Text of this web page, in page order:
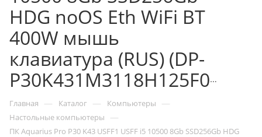
HDG noOS Eth WiFi BT
400W мышь
клавиатура (RUS) (DP-
P30K431M3118H125F02NWNFTNN3)
Главная — Каталог — Компьютеры —
Настольные компьютеры —
ПК Aquarius Pro P30 K43 USFF1 USFF i5 10500 8Gb SSD256Gb HDG